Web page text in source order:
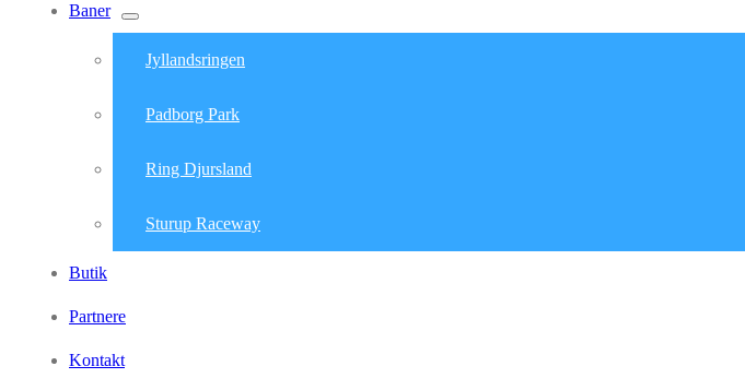
Baner
Jyllandsringen
Padborg Park
Ring Djursland
Sturup Raceway
Butik
Partnere
Kontakt